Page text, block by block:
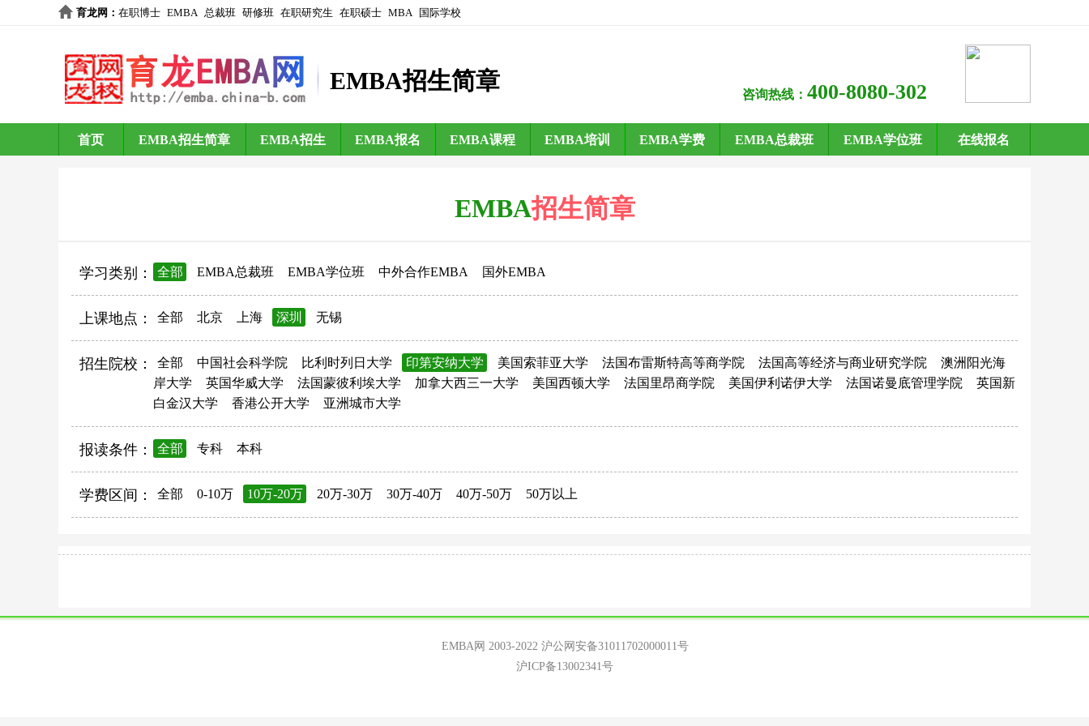
育龙网 ： 在职博士 EMBA 总裁班 研修班 在职研究生 在职硕士 MBA 国际学校
EMBA招生简章
咨询热线： 400-8080-302
首页 EMBA招生简章 EMBA招生 EMBA报名 EMBA课程 EMBA培训 EMBA学费 EMBA总裁班 EMBA学位班 在线报名
EMBA招生简章
学习类别： 全部 EMBA总裁班 EMBA学位班 中外合作EMBA 国外EMBA
上课地点： 全部 北京 上海 深圳 无锡
招生院校： 全部 中国社会科学院 比利时列日大学 印第安纳大学 美国索菲亚大学 法国布雷斯特高等商学院 法国高等经济与商业研究学院
澳洲阳光海
岸大学
英国华威大学 法国蒙彼利埃大学 加拿大西三一大学 美国西顿大学 法国里昂商学院 美国伊利诺伊大学 法国诺曼底管理学院
英国新
白金汉大学
香港公开大学 亚洲城市大学
报读条件： 全部 专科 本科
学费区间： 全部 0-10万 10万-20万 20万-30万 30万-40万 40万-50万 50万以上
EMBA网 2003-2022 沪公网安备31011702000011号
沪ICP备13002341号